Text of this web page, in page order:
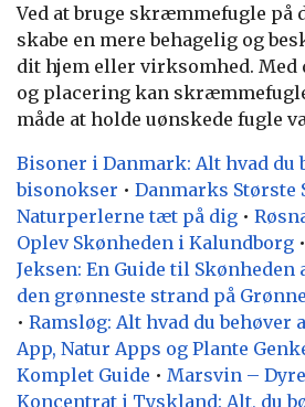
Ved at bruge skræmmefugle på
skabe en mere behagelig og
dit hjem eller virksomhed. Med
og placering kan
måde at holde uønskede fugle
Bisoner i Danmark: Alt hvad du
bisonokser • Danmarks Største
Naturperlerne tæt på dig •
Oplev Skønheden i Kalundborg •
Jeksen: En Guide til Skønheden
den grønneste strand på
• Ramsløg: Alt hvad du behøver
App, Natur Apps og Plante
Komplet Guide • Marsvin –
Koncentrat i Tyskland: Alt, du